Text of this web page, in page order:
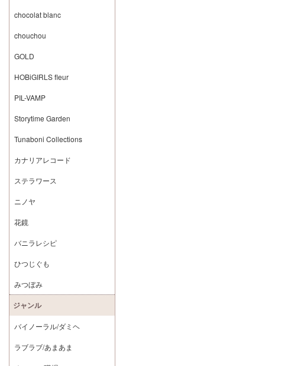
chocolat blanc
chouchou
GOLD
HOBiGIRLS fleur
PIL-VAMP
Storytime Garden
Tunaboni Collections
カナリアレコード
ステラワース
ニノヤ
花鏡
バニラレシピ
ひつじぐも
みつぼみ
ジャンル
バイノーラル/ダミヘ
ラブラブ/あまあま